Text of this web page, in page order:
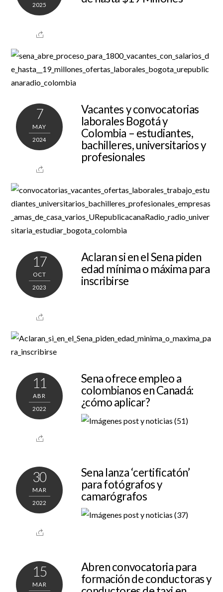
2025
7
MAY
2024
Vacantes y convocatorias
laborales Bogotá y
Colombia – estudiantes,
bachilleres, universitarios y
profesionales
17
OCT
2023
Aclaran si en el Sena piden
edad mínima o máxima para
inscribirse
11
ABR
2022
Sena ofrece empleo a
colombianos en Canadá:
¿cómo aplicar?
30
MAR
2022
Sena lanza ‘certificatón’
para fotógrafos y
camarógrafos
15
MAR
Abren convocatoria para
formación de conductoras y